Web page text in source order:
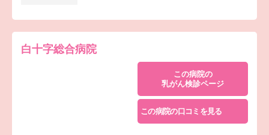
白十字総合病院
この病院の
乳がん検診ページ
この病院の口コミを見る